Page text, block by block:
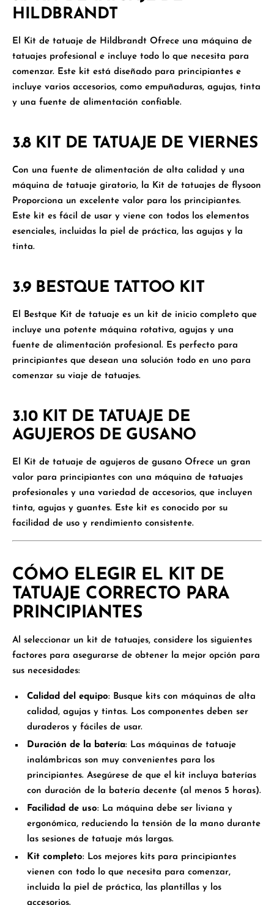
HILDBRANDT
El Kit de tatuaje de Hildbrandt Ofrece una máquina de
tatuajes profesional e incluye todo lo que necesita para
comenzar. Este kit está diseñado para principiantes e
incluye varios accesorios, como empuñaduras, agujas, tinta
y una fuente de alimentación confiable.
3.8 KIT DE TATUAJE DE VIERNES
Con una fuente de alimentación de alta calidad y una
máquina de tatuaje giratorio, la Kit de tatuajes de flysoon
Proporciona un excelente valor para los principiantes.
Este kit es fácil de usar y viene con todos los elementos
esenciales, incluidas la piel de práctica, las agujas y la
tinta.
3.9 BESTQUE TATTOO KIT
El Bestque Kit de tatuaje es un kit de inicio completo que
incluye una potente máquina rotativa, agujas y una
fuente de alimentación profesional. Es perfecto para
principiantes que desean una solución todo en uno para
comenzar su viaje de tatuajes.
3.10 KIT DE TATUAJE DE
AGUJEROS DE GUSANO
El Kit de tatuaje de agujeros de gusano Ofrece un gran
valor para principiantes con una máquina de tatuajes
profesionales y una variedad de accesorios, que incluyen
tinta, agujas y guantes. Este kit es conocido por su
facilidad de uso y rendimiento consistente.
CÓMO ELEGIR EL KIT DE
TATUAJE CORRECTO PARA
PRINCIPIANTES
Al seleccionar un kit de tatuajes, considere los siguientes
factores para asegurarse de obtener la mejor opción para
sus necesidades:
Calidad del equipo: Busque kits con máquinas de alta
calidad, agujas y tintas. Los componentes deben ser
duraderos y fáciles de usar.
Duración de la batería: Las máquinas de tatuaje
inalámbricas son muy convenientes para los
principiantes. Asegúrese de que el kit incluya baterías
con duración de la batería decente (al menos 5 horas).
Facilidad de uso: La máquina debe ser liviana y
ergonómica, reduciendo la tensión de la mano durante
las sesiones de tatuaje más largas.
Kit completo: Los mejores kits para principiantes
vienen con todo lo que necesita para comenzar,
incluida la piel de práctica, las plantillas y los
accesorios.